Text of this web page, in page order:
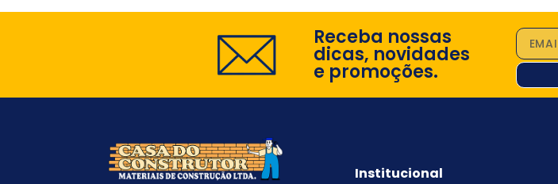
Receba nossas
dicas, novidades
e promoções.
Institucional